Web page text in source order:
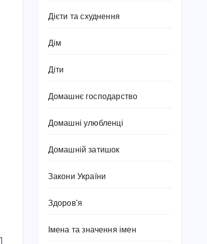
Дієти та схуднення
Дім
Діти
Домашнє господарство
Домашні улюбленці
Домашній затишок
Закони України
Здоров'я
Імена та значення імен